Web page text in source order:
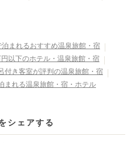
まれるおすすめ温泉旅館・宿
以下のホテル・温泉旅館・宿
付き客室が評判の温泉旅館・宿
まれる温泉旅館・宿・ホテル
シェアする